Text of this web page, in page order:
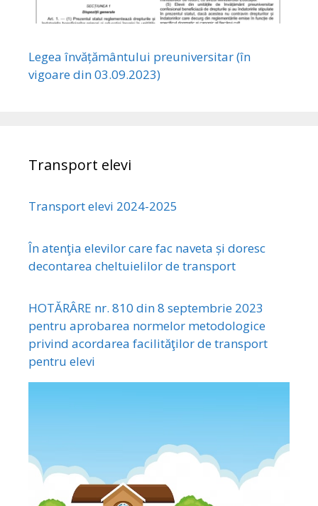
Legea învățământului preuniversitar (în
vigoare din 03.09.2023)
Transport elevi
Transport elevi 2024-2025
În atenţia elevilor care fac naveta și doresc
decontarea cheltuielilor de transport
HOTĂRÂRE nr. 810 din 8 septembrie 2023
pentru aprobarea normelor metodologice
privind acordarea facilităţilor de transport
pentru elevi